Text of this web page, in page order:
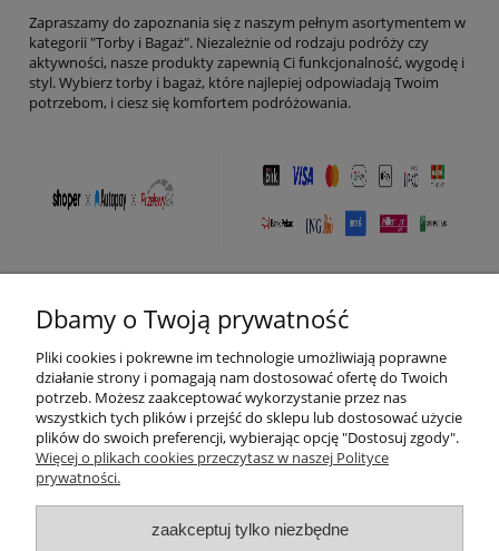
Zapraszamy do zapoznania się z naszym pełnym asortymentem w
kategorii "Torby i Bagaż". Niezależnie od rodzaju podróży czy
aktywności, nasze produkty zapewnią Ci funkcjonalność, wygodę i
styl. Wybierz torby i bagaż, które najlepiej odpowiadają Twoim
potrzebom, i ciesz się komfortem podróżowania.
Pomoc
Moje konto
Płatności i dostawa
O nas
Dbamy o Twoją prywatność
Pliki cookies i pokrewne im technologie umożliwiają poprawne
działanie strony i pomagają nam dostosować ofertę do Twoich
potrzeb. Możesz zaakceptować wykorzystanie przez nas
wszystkich tych plików i przejść do sklepu lub dostosować użycie
plików do swoich preferencji, wybierając opcję "Dostosuj zgody".
Więcej o plikach cookies przeczytasz w naszej Polityce
prywatności.
zaakceptuj tylko niezbędne